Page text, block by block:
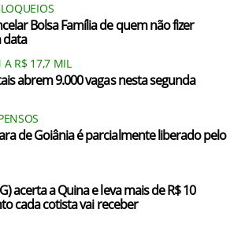
Bolsa Família de quem não fizer
data
A R$ 17,7 MIL
abrem 9.000 vagas nesta segunda
de Goiânia é parcialmente liberado pelo
acerta a Quina e leva mais de R$ 10
cada cotista vai receber